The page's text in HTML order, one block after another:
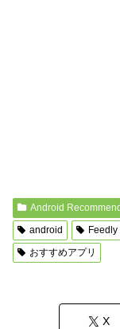
Android
android
Feedly
おすすめアプリ
X